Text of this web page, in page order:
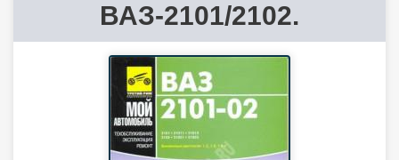
ВАЗ-2101/2102.